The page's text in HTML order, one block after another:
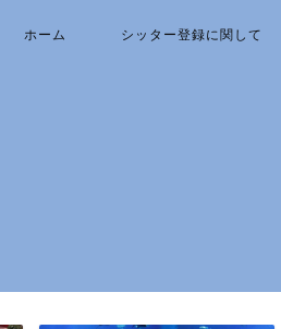
ホーム シッター登録に関して